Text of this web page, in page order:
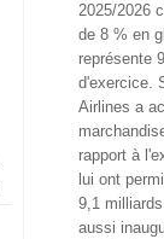
2025/2026
de 8 % en
représente
d'exercice.
Airlines a
rapport à
lui ont
9,1
aussi